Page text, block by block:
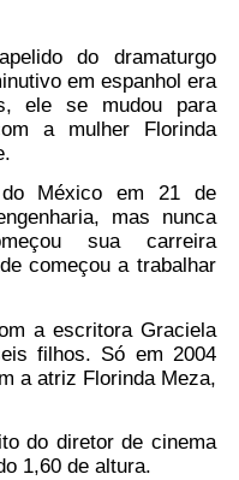
do dramaturgo
em espanhol era
ele se mudou para
a mulher Florinda
México em 21 de
mas nunca
sua carreira
começou a trabalhar
a escritora Graciela
filhos. Só em 2004
a atriz Florinda Meza,
do diretor de cinema
1,60 de altura.